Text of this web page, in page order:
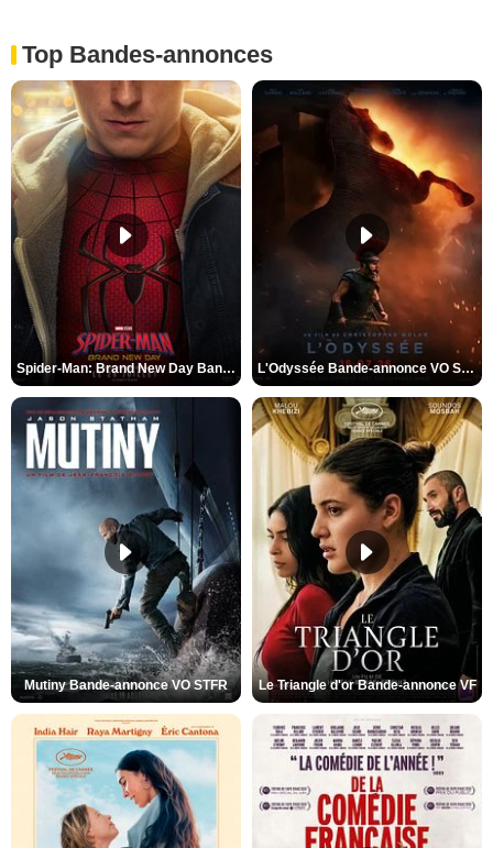
Top Bandes-annonces
Spider-Man: Brand New Day Bande-annonce VO STFR L'Odyssée Bande-annonce VO STFR
Mutiny Bande-annonce VO STFR Le Triangle d'or Bande-annonce VF